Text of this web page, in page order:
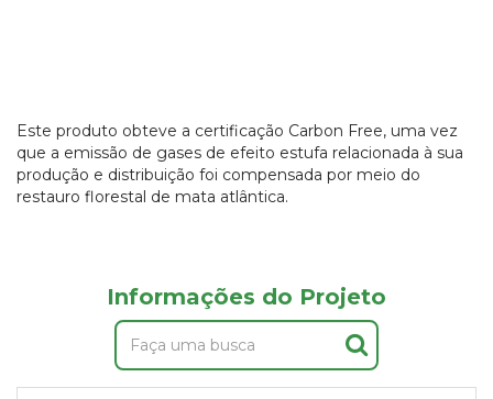
Este produto obteve a certificação Carbon Free, uma vez
que a emissão de gases de efeito estufa relacionada à sua
produção e distribuição foi compensada por meio do
restauro florestal de mata atlântica.
Informações do Projeto